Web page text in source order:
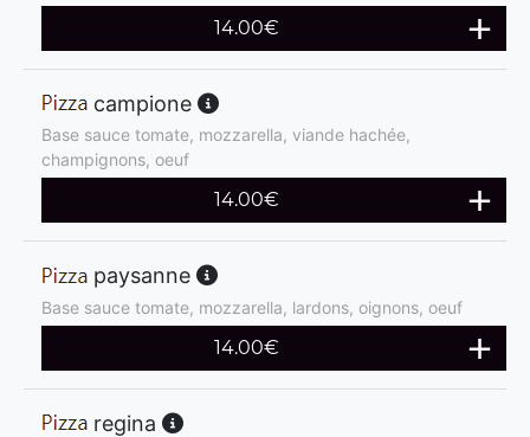
14.00€
campione
Base sauce tomate, mozzarella, viande hachée,
champignons, oeuf
14.00€
paysanne
Base sauce tomate, mozzarella, lardons, oignons, oeuf
14.00€
regina